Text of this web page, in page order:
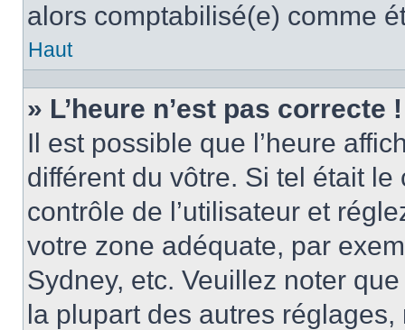
alors comptabilisé(e) comme
Haut
» L’heure n’est pas correcte !
Il est possible que l’heure
différent du vôtre. Si tel était
contrôle de l’utilisateur et
votre zone adéquate, par
Sydney, etc. Veuillez noter
la plupart des autres réglages,